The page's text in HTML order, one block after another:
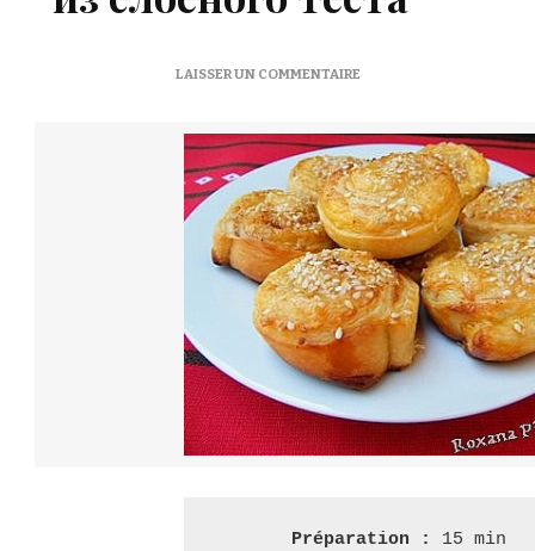
LAISSER UN COMMENTAIRESUR
AU
FROMAGE
–
ЗАКУСОЧНЫЕ
БУЛОЧКИ
ИЗ
СЛОЕНОГО
ТЕСТА
Préparation : 15 min